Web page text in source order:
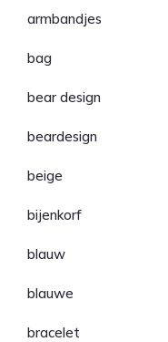
armbandjes
bag
bear design
beardesign
beige
bijenkorf
blauw
blauwe
bracelet